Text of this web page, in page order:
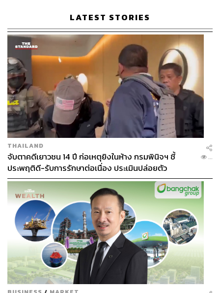
SKYE Roofbar & Brasserie
LATEST STORIES
THAILAND
จับตาคดีเยาวชน 14 ปี ก่อเหตุยิงในห้าง กรมพินิจฯ ชี้
ประพฤติดี-รับการรักษาต่อเนื่อง ประเมินปล่อยตัว
...